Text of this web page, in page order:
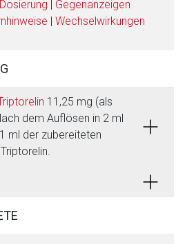
Dosierung | Gegenanzeigen
| Wechselwirkungen
11,25 mg (als
dem Auflösen in 2 ml
ml der zubereiteten
Seite